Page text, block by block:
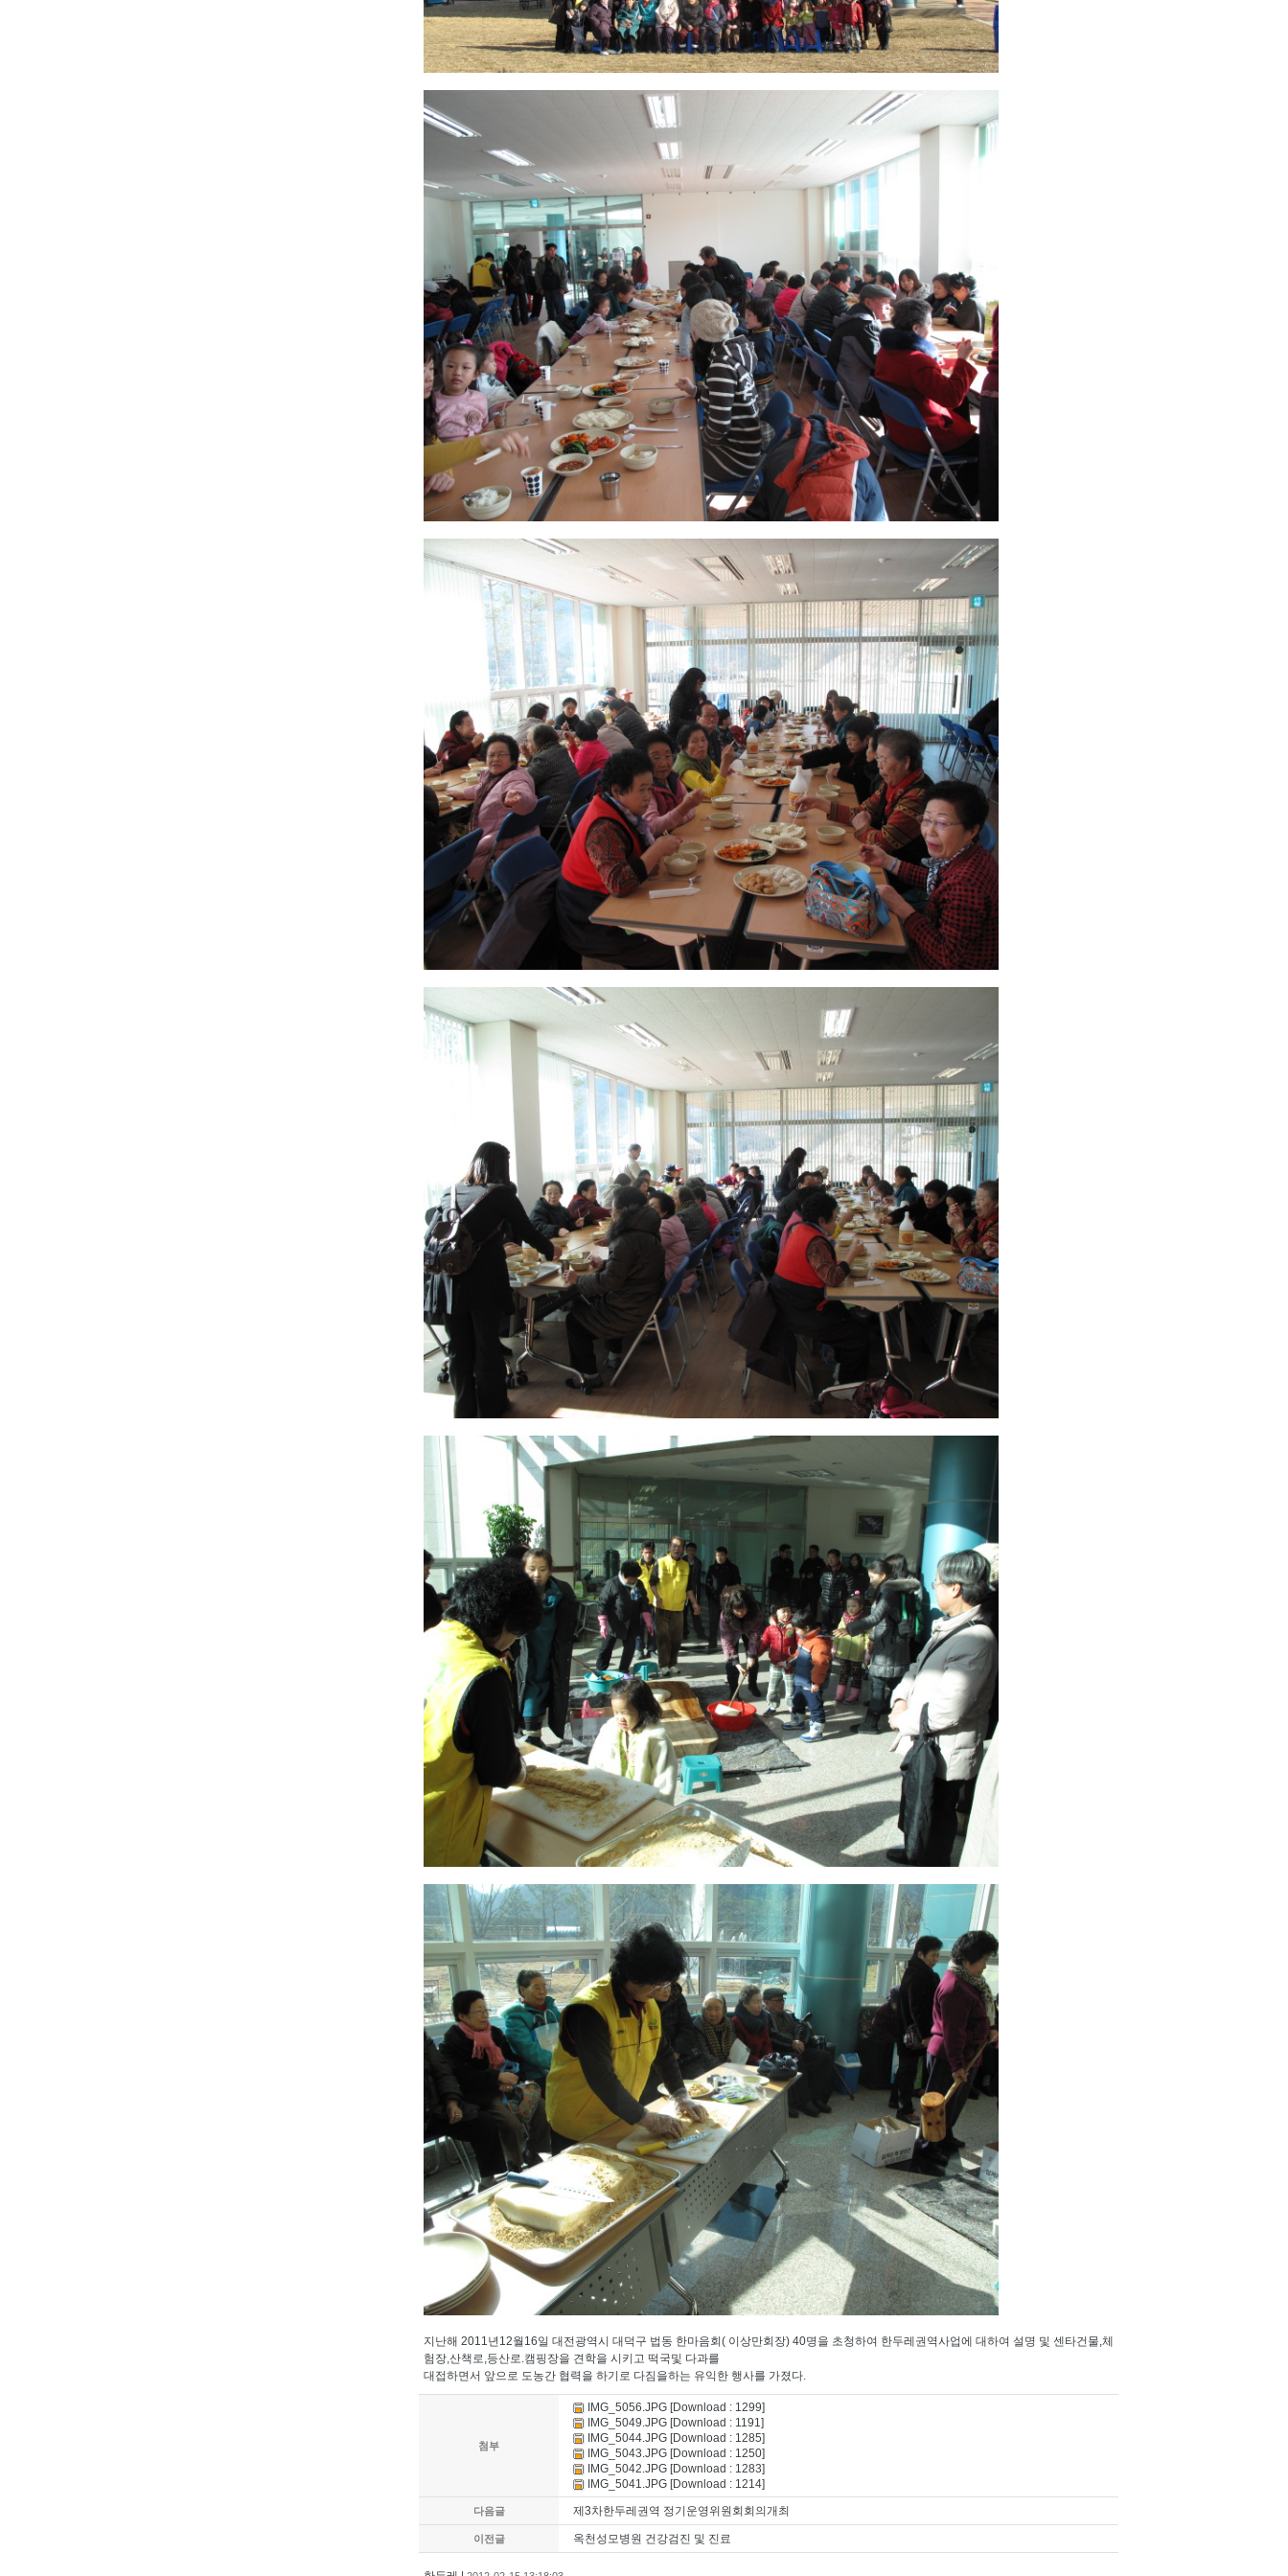
지난해 2011년12월16일 대전광역시 대덕구 법동 한마음회( 이상만회장) 40명을 초청하여 한두레권역사업에 대하여 설명 및 센타건물,체
험장,산책로,등산로.캠핑장을 견학을 시키고 떡국및 다과를
대접하면서 앞으로 도농간 협력을 하기로 다짐을하는 유익한 행사를 가졌다.
첨부
IMG_5056.JPG [Download : 1299]
IMG_5049.JPG [Download : 1191]
IMG_5044.JPG [Download : 1285]
IMG_5043.JPG [Download : 1250]
IMG_5042.JPG [Download : 1283]
IMG_5041.JPG [Download : 1214]
다음글 제3차한두레권역 정기운영위원회회의개최
이전글 옥천성모병원 건강검진 및 진료